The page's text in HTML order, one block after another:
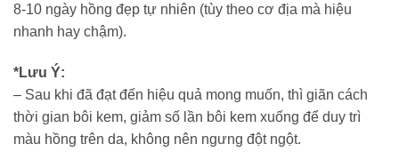
8-10 ngày hồng đẹp tự nhiên (tùy theo cơ địa mà hiệu
nhanh hay chậm).
*Lưu Ý:
– Sau khi đã đạt đến hiệu quả mong muốn, thì giãn cách
thời gian bôi kem, giảm số lần bôi kem xuống để duy trì
màu hồng trên da, không nên ngưng đột ngột.